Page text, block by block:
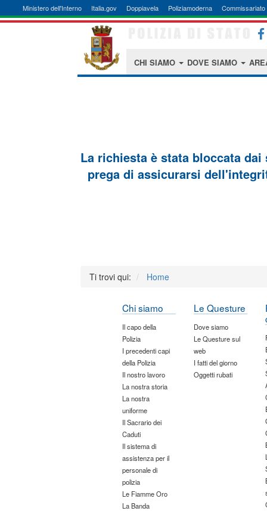
Ministero dell'Interno Italia.gov Doppiavela Poliziamoderna Commissariato
CHI SIAMO DOVE SIAMO
La richiesta è stata bloccata
prega di assicurarsi
Ti trovi qui: Home
Chi siamo
Il capo della
Polizia
I precedenti capi
della Polizia
Il nostro lavoro
La nostra storia
La nostra
uniforme
Il Sacrario dei
Caduti
Il sistema di
assistenza per il
personale di
polizia
Le Fiamme Oro
La Banda
Le Questure
Dove siamo
Le Questure sul
web
I fatti del giorno
Oggetti rubati